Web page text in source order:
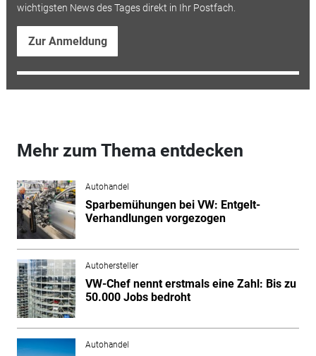
wichtigsten News des Tages direkt in Ihr Postfach.
Zur Anmeldung
Mehr zum Thema entdecken
Autohandel
Sparbemühungen bei VW: Entgelt-
Verhandlungen vorgezogen
Autohersteller
VW-Chef nennt erstmals eine Zahl: Bis zu
50.000 Jobs bedroht
Autohandel